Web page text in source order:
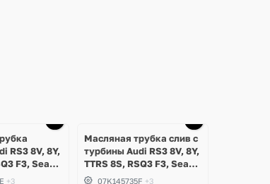
RS3 8V, 8Y,
F3, Seat
2.5 TFSI
+3
Масляная трубка слив с
турбины Audi RS3 8V, 8Y,
TTRS 8S, RSQ3 F3, Seat
Formentor Cupra 2.5 TFSI
07K145735F +3